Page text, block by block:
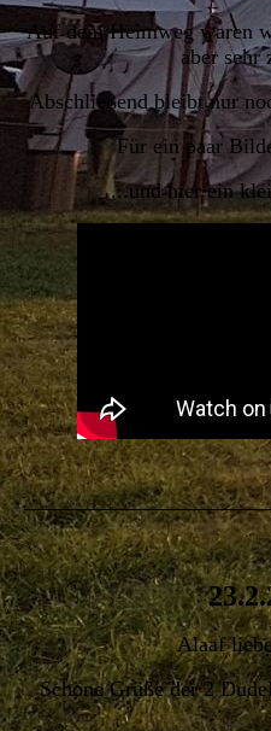
Auf dem Heimweg waren
aber
Abschließend bleibt nur
Für ein paar
...und hier ein
Alaaf
Schöne Grüße der 2